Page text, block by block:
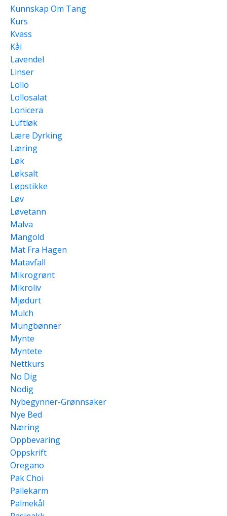
Kunnskap Om Tang
Kurs
Kvass
Kål
Lavendel
Linser
Lollo
Lollosalat
Lonicera
Luftløk
Lære Dyrking
Læring
Løk
Løksalt
Løpstikke
Løv
Løvetann
Malva
Mangold
Mat Fra Hagen
Matavfall
Mikrogrønt
Mikroliv
Mjødurt
Mulch
Mungbønner
Mynte
Myntete
Nettkurs
No Dig
Nodig
Nybegynner-Grønnsaker
Nye Bed
Næring
Oppbevaring
Oppskrift
Oregano
Pak Choi
Pallekarm
Palmekål